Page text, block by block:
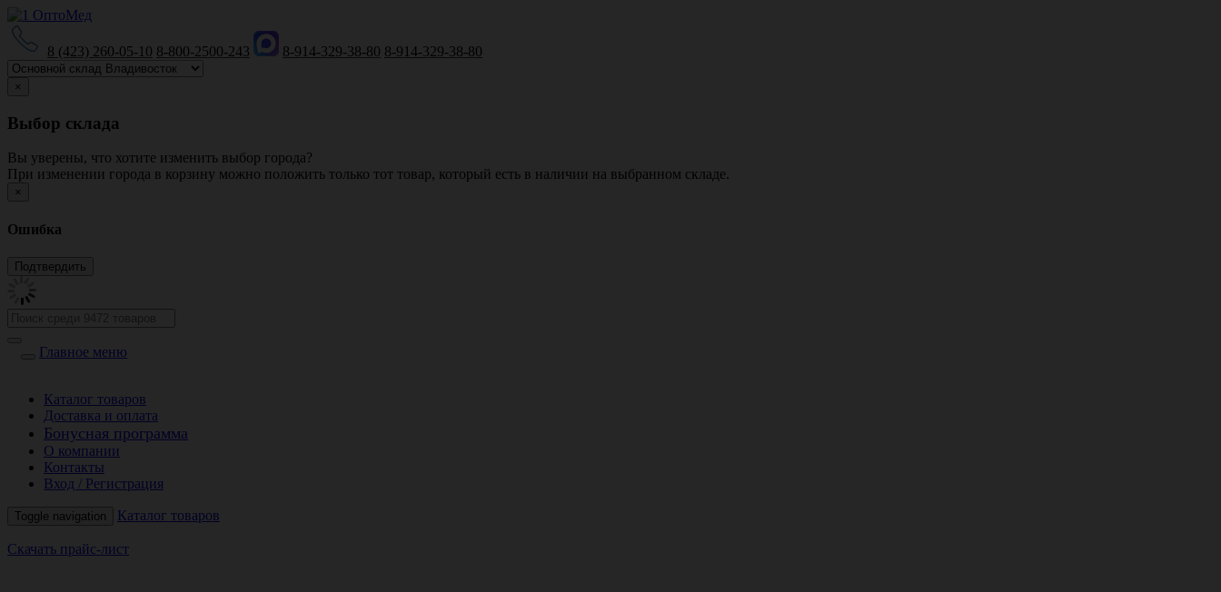
8 (423) 260-05-10 8-800-2500-243 8-914-329-38-80 8-914-329-38-80
×
Выбор склада
Вы уверены, что хотите изменить выбор города?
При изменении города в корзину можно положить только тот товар, который есть в наличии на выбранном складе.
×
Ошибка
Главное меню
Каталог товаров
Доставка и оплата
Бонусная программа
О компании
Контакты
Вход / Регистрация
Toggle navigation Каталог товаров
Скачать прайс-лист